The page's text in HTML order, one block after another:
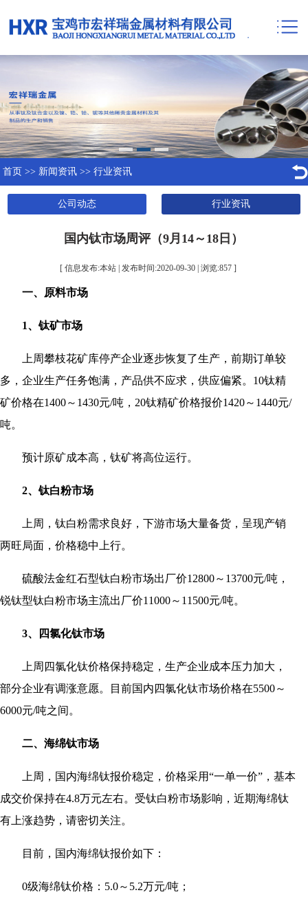
首页 >> 新闻资讯 >> 行业资讯
公司动态 行业资讯
国内钛市场周评（9月14～18日）
[ 信息发布:本站 | 发布时间:2020-09-30 | 浏览:857]
一、原料市场
1、钛矿市场
上周攀枝花矿库停产企业逐步恢复了生产，前期订单较
多，企业生产任务饱满，产品供不应求，供应偏紧。10钛精
矿价格在1400～1430元/吨，20钛精矿价格报价1420～1440元/
吨。
预计原矿成本高，钛矿将高位运行。
2、钛白粉市场
上周，钛白粉需求良好，下游市场大量备货，呈现产销
两旺局面，价格稳中上行。
硫酸法金红石型钛白粉市场出厂价12800～13700元/吨，
锐钛型钛白粉市场主流出厂价11000～11500元/吨。
3、四氯化钛市场
上周四氯化钛价格保持稳定，生产企业成本压力加大，
部分企业有调涨意愿。目前国内四氯化钛市场价格在5500～
6000元/吨之间。
二、海绵钛市场
上周，国内海绵钛报价稳定，价格采用“一单一价”，基本
成交价保持在4.8万元左右。受钛白粉市场影响，近期海绵钛
有上涨趋势，请密切关注。
目前，国内海绵钛报价如下：
0级海绵钛价格：5.0～5.2万元/吨；